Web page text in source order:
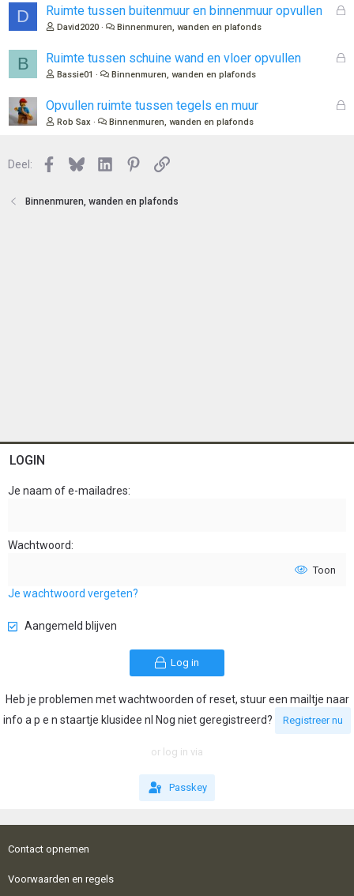
n
n
D
G
n
Ruimte tussen buitenmuur en binnenmuur opvullen
David2020 Binnenmuren, wanden en plafonds
B
G
Ruimte tussen schuine wand en vloer opvullen
Bassie01 Binnenmuren, wanden en plafonds
G
Opvullen ruimte tussen tegels en muur
Rob Sax Binnenmuren, wanden en plafonds
Deel: Facebook
BlueskyLinkedInPinterest
Link
Binnenmuren, wanden en plafonds
LOGIN
Je naam of e-mailadres
Wachtwoord
Toon
Je wachtwoord vergeten?
Aangemeld blijven
Log in
Heb je problemen met wachtwoorden of reset, stuur een mailtje naar
info a p e n staartje klusidee nl Nog niet geregistreerd?
Registreer nu
or log in via
Passkey
Contact opnemen
Voorwaarden en regels